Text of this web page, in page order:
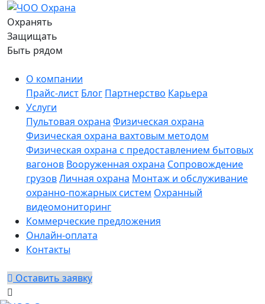
Охранять
Защищать
Быть рядом
О компании
Прайс-лист Блог Партнерство Карьера
Услуги
Пультовая охрана Физическая охрана
Физическая охрана вахтовым методом
Физическая охрана с предоставлением бытовых
вагонов Вооруженная охрана Сопровождение
грузовЛичная охрана Монтаж и обслуживание
охранно-пожарных систем Охранный
видеомониторинг
Коммерческие предложения
Онлайн-оплата
Контакты
Оставить заявку